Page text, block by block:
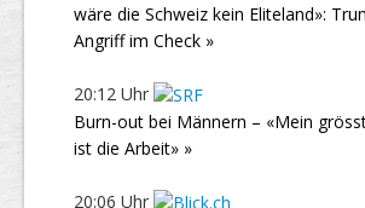
wäre die Schweiz kein Eliteland»:
Angriff im Check »
20:12 Uhr
Burn-out bei Männern – «Mein
ist die Arbeit» »
20:06 Uhr